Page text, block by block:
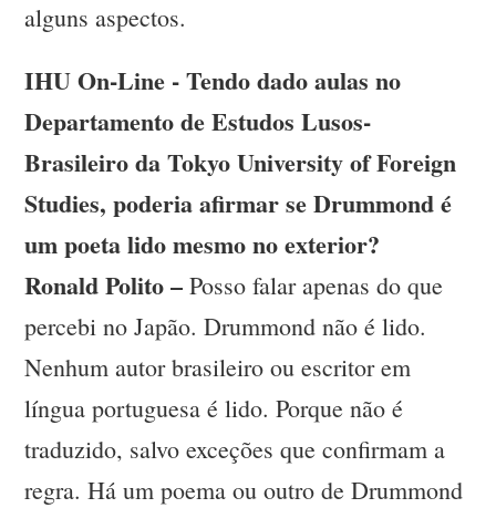
alguns aspectos.
IHU On-Line - Tendo dado aulas no
Departamento de Estudos Lusos-
Brasileiro da Tokyo University of Foreign
Studies, poderia afirmar se Drummond é
um poeta lido mesmo no exterior?
Ronald Polito – Posso falar apenas do que
percebi no Japão. Drummond não é lido.
Nenhum autor brasileiro ou escritor em
língua portuguesa é lido. Porque não é
traduzido, salvo exceções que confirmam a
regra. Há um poema ou outro de Drummond